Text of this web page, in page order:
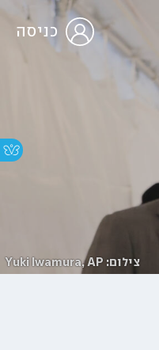
כניסה
צילום: Yuki Iwamura, AP